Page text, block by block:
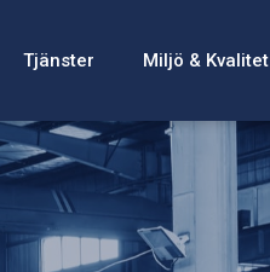
Tjänster Miljö & Kvalitet